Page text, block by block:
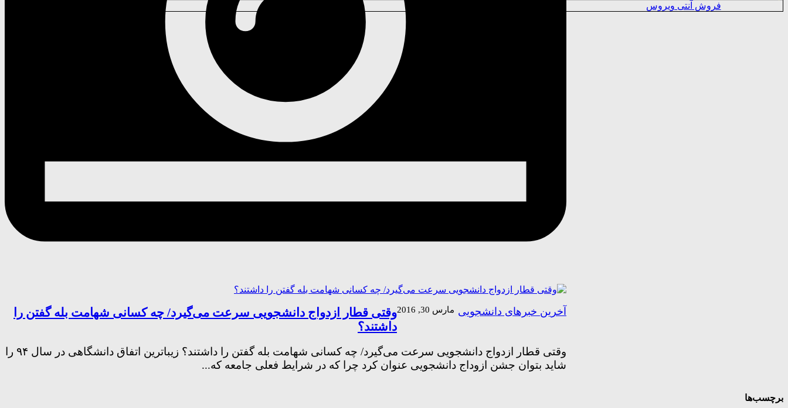
آخرین خبرهای دانشجویی مارس 30, 2016
وقتی قطار ازدواج دانشجویی سرعت می‌گیرد/ چه کسانی شهامت بله گفتن را
داشتند؟
وقتی قطار ازدواج دانشجویی سرعت می‌گیرد/ چه کسانی شهامت بله گفتن را داشتند؟ زیباترین اتفاق دانشگاهی در سال ۹۴ را
شاید بتوان جشن ازوداج دانشجویی عنوان کرد چرا که در شرایط فعلی جامعه که...
فروش آنتی ویروس
برچسب‌ها